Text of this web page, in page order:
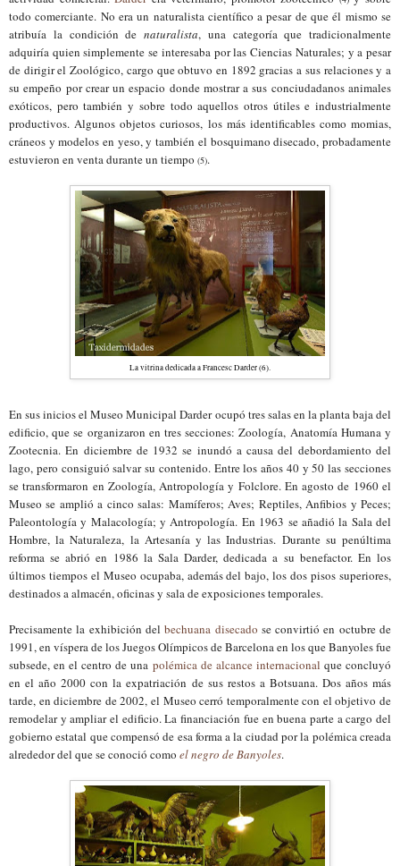
todo comerciante. No era un naturalista científico a pesar de que él mismo se
atribuía la condición de naturalista, una categoría que tradicionalmente
adquiría quien simplemente se interesaba por las Ciencias Naturales; y a pesar
de dirigir elZoológico, cargo que obtuvo en 1892 gracias a sus relaciones ya
su empeño porcrear un espacio donde mostrar asus conciudadanos animales
exóticos, pero también y sobre todo aquellos otros útiles e industrialmente
productivos.Algunos objetos curiosos, los más identificablescomo momias,
cráneos y modelos en yeso, y también el bosquimano disecado, probadamente
estuvieron en venta durante un tiempo (5).
La vitrina dedicada a Francesc Darder (6).
En sus inicios el MuseoMunicipal Darder ocupó tres salas en la planta baja del
edificio, que se organizaron en tres secciones: Zoología, Anatomía Humana y
Zootecnia. En diciembre de 1932 se inundó a causa del debordamiento del
lago, pero consiguió salvarsu contenido. Entre los años 40 y 50las secciones
se transformaron en Zoología, Antropología y Folclore. En agosto de 1960 el
Museo se amplió a cinco salas: Mamíferos;Aves; Reptiles,Anfibios yPeces;
Paleontologíay Malacología; y Antropología. En 1963 se añadió la Sala del
Hombre, la Naturaleza, la Artesanía y las Industrias. Durante su penúltima
reforma se abrió en 1986 la Sala Darder, dedicada a su benefactor. En los
últimos tiempos el Museo ocupaba, además del bajo, los dos pisos superiores,
destinados aalmacén, oficinas y sala de exposiciones temporales.
Precisamente la exhibición delbechuana disecado se convirtió en octubre de
1991, en víspera de los Juegos Olímpicosde Barcelonaen los que Banyolesfue
subsede,en el centro de una polémica de alcance internacional que concluyó
en el año 2000 con la expatriación de sus restos a Botsuana. Dosaños más
tarde, en diciembre de 2002, el Museo cerró temporalmentecon el objetivo de
remodelar y ampliar el edificio.La financiación fue en buena parte a cargo del
gobierno estatal que compensó de esa forma ala ciudadpor la polémica creada
alrededor del que se conoció como el negro de Banyoles.